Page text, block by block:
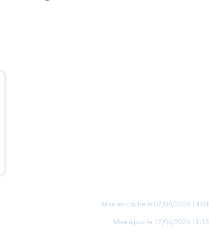
Mise en cache le 07/08/2026 14:04
Mise à jour le 12/06/2026 19:13